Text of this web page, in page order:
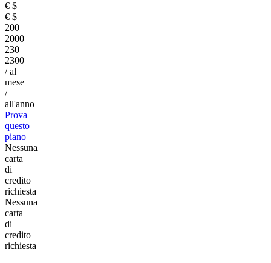
€ $
€ $
200
2000
230
2300
/ al
mese
/
all'anno
Prova
questo
piano
Nessuna
carta
di
credito
richiesta
Nessuna
carta
di
credito
richiesta